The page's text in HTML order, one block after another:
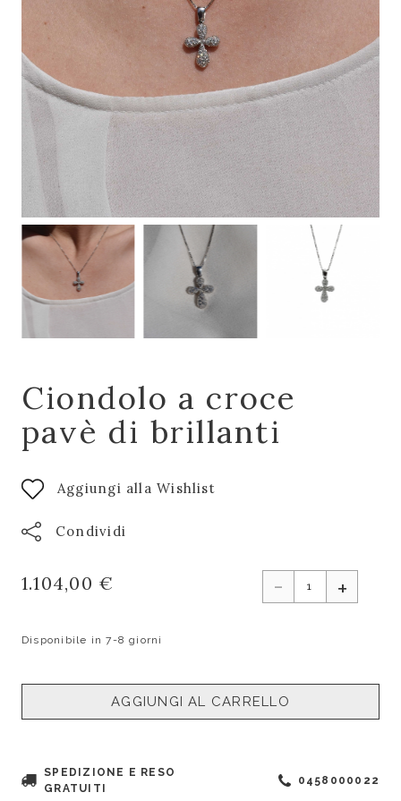
Ciondolo a croce
pavè di brillanti
Aggiungi alla Wishlist
Condividi
1.104,00 € - +
Disponibile in 7-8 giorni
AGGIUNGI AL CARRELLO
SPEDIZIONE E RESO
GRATUITI
0458000022